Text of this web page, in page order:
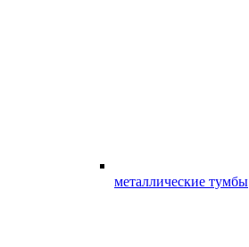
металлические тумбы